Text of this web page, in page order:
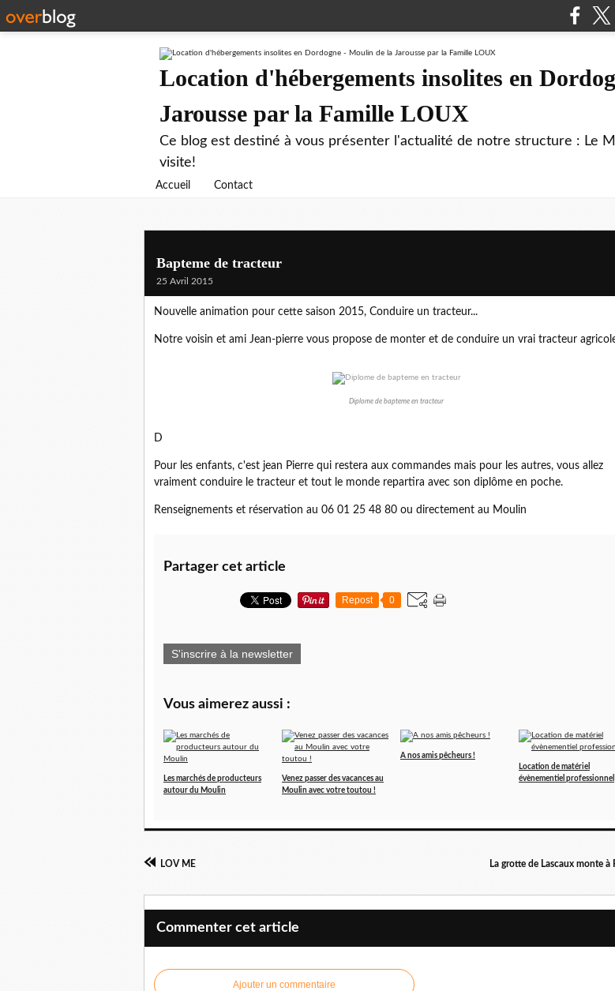
Location d'hébergements insolites en
Jarousse par la Famille LOUX
Ce blog est destiné à vous présenter l'actualité de notre structure : Le
visite!
Accueil Contact
Bapteme de tracteur
25 Avril 2015
Nouvelle animation pour cette saison 2015, Conduire un tracteur...
Notre voisin et ami Jean-pierre vous propose de monter et de conduire un vrai tracteur
Diplome de bapteme en tracteur
D
Pour les enfants, c'est jean Pierre qui restera aux commandes mais pour les autres, vous allez
vraiment conduire le tracteur et tout le monde repartira avec son diplôme en poche.
Renseignements et réservation au 06 01 25 48 80 ou directement au Moulin
Partager cet article
Repost 0
S'inscrire à la newsletter
Vous aimerez aussi :
Les marchés de producteurs
autour du Moulin
Venez passer des vacances au
Moulin avec votre toutou !
A nos amis pêcheurs !
Location de matériel
évènementiel professionnel
LOV ME La grotte de Lascaux monte à
Commenter cet article
Ajouter un commentaire